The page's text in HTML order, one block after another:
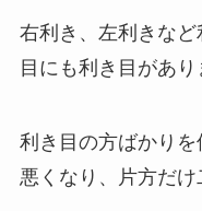
右利き、左利きな
目にも利き目があり
利き目の方ばかり
悪くなり、片方だけ